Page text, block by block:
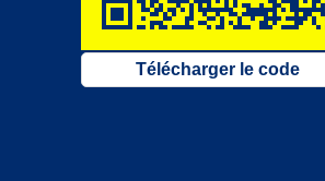
Télécharger le code